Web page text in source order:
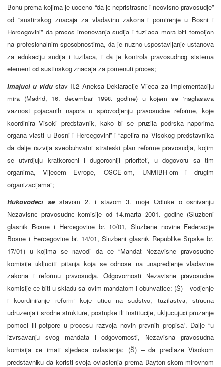
Bonu prema kojima je uoceno “da je nepristrasno i neovisno pravosudje”
od “sustinskog znacaja za vladavinu zakona i pomirenje u Bosni i
Hercegovini” da proces imenovanja sudija i tuzilaca mora biti temeljen
na profesionalnim sposobnostima, da je nuzno uspostavljanje ustanova
za edukaciju sudija i tuzilaca, i da je kontrola pravosudnog sistema
element od sustinskog znacaja za pomenuti proces;
Imajuci u vidu stav II.2 Aneksa Deklaracije Vijeca za implementaciju
mira (Madrid, 16. decembar 1998. godine) u kojem se “naglasava
vaznost pojacanih napora u sprovodjenju pravosudne reforme, koje
koordinira Visoki predstavnik, kako bi se pruzila podrska naporima
organa vlasti u Bosni i Hercegovini” i “apelira na Visokog predstavnika
da dalje razvija sveobuhvatni strateski plan reforme pravosudja, kojim
se utvrdjuju kratkorocni i dugorocniji prioriteti, u dogovoru sa tim
organima, Vijecem Evrope, OSCE-om, UNMIBH-om i drugim
organizacijama”;
Rukovodeci se stavom 2. i stavom 3. moje Odluke o osnivanju
Nezavisne pravosudne komisije od 14.marta 2001. godine (Sluzbeni
glasnik Bosne i Hercegovine br. 10/01, Sluzbene novine Federacije
Bosne i Hercegovine br. 14/01, Sluzbeni glasnik Republike Srpske br.
17/01) u kojima se navodi da ce “Mandat Nezavisne pravosudne
komisije ukljuciti pitanja koja se odnose na unapredjenje vladavine
zakona i reformu pravosudja. Odgovornosti Nezavisne pravosudne
komisije ce biti u skladu sa ovim mandatom i obuhvatice: (Š) – vodjenje
i koordiniranje reformi koje uticu na sudstvo, tuzilastva, strucna
udruzenja i srodne strukture, postupke ili institucije, ukljucujuci pruzanje
pomoci ili potpore u procesu razvoja novih pravnih propisa”. Dalje “u
izvrsavanju svog mandata i odgovornosti, Nezavisna pravosudna
komisija ce imati sljedeca ovlastenja: (Š) – da predlaze Visokom
predstavniku da koristi svoja ovlastenja prema Dayton-skom mirovnom